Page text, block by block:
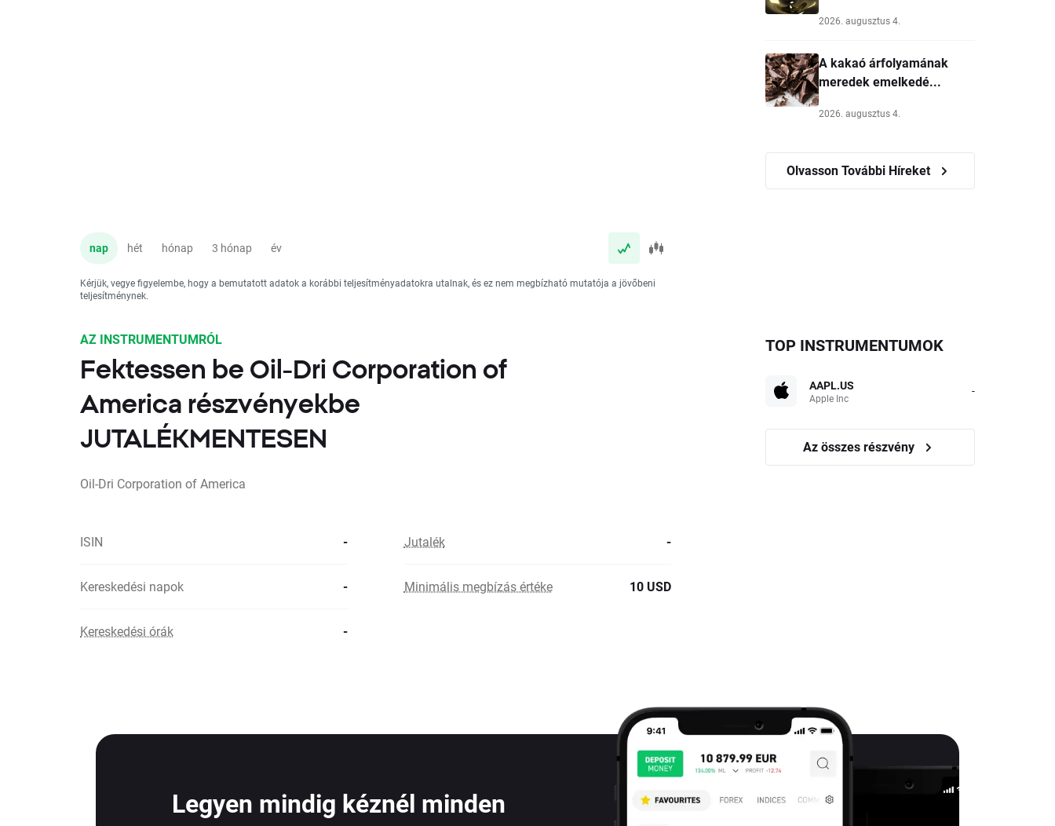
nap hét hónap 3 hónap év
Kérjük, vegye figyelembe, hogy a bemutatott adatok a korábbi teljesítményadatokra utalnak, és ez nem megbízható mutatója a jövőbeni
teljesítménynek.
2026. augusztus 4.
A kakaó árfolyamának
meredek emelkedé...
2026. augusztus 4.
Olvasson További Híreket
AZ INSTRUMENTUMRÓL
Fektessen be Oil-Dri Corporation of
America részvényekbe
JUTALÉKMENTESEN
Oil-Dri Corporation of America
ISIN - Jutalék -
Kereskedési napok - Minimális megbízás értéke 10 USD
Kereskedési órák -
TOP INSTRUMENTUMOK
AAPL.US
Apple Inc -
Az összes részvény
Legyen mindig kéznél minden